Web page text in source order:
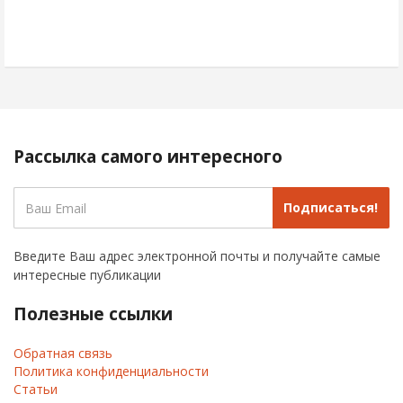
Рассылка самого интересного
Подписаться!
Введите Ваш адрес электронной почты и получайте самые
интересные публикации
Полезные ссылки
Обратная связь
Политика конфиденциальности
Статьи